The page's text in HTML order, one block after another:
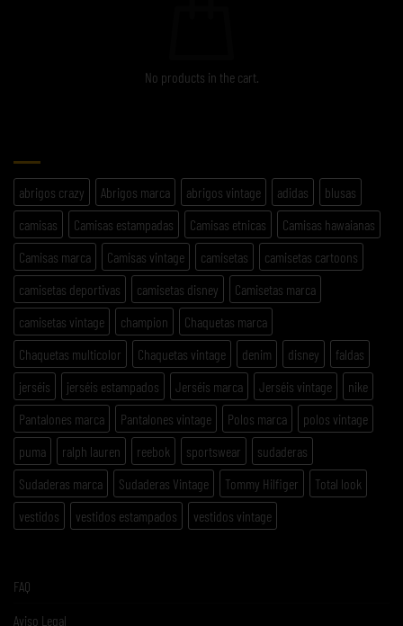
No products in the cart.
abrigos crazy Abrigos marca abrigos vintage adidas
blusas
camisas
Camisas estampadas Camisas etnicas
Camisas hawaianas
Camisas marca
Camisas vintage camisetas
camisetas cartoons
camisetas deportivas
camisetas disney
Camisetas marca
camisetas vintage
champion
Chaquetas marca
Chaquetas multicolor
Chaquetas vintage denim disney
faldas
jerséis
jerséis estampados Jerséis marca Jerséis vintage
nike
Pantalones marca
Pantalones vintage Polos marca
polos vintage
puma
ralph lauren reebok sportswear
sudaderas
Sudaderas marca
Sudaderas Vintage Tommy Hilfiger
Total look
vestidos
vestidos estampados vestidos vintage
FAQ
Aviso Legal